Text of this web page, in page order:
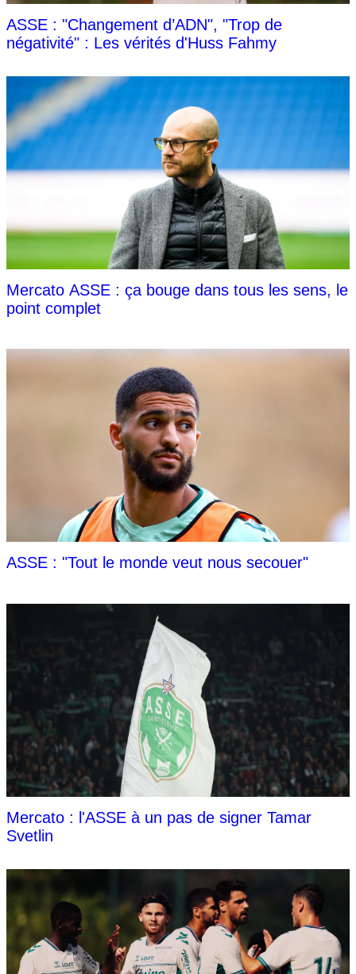
ASSE : "Changement d’ADN", "Trop de
négativité" : Les vérités d'Huss Fahmy
Mercato ASSE : ça bouge dans tous les sens, le
point complet
ASSE : "Tout le monde veut nous secouer"
Mercato : l'ASSE à un pas de signer Tamar
Svetlin